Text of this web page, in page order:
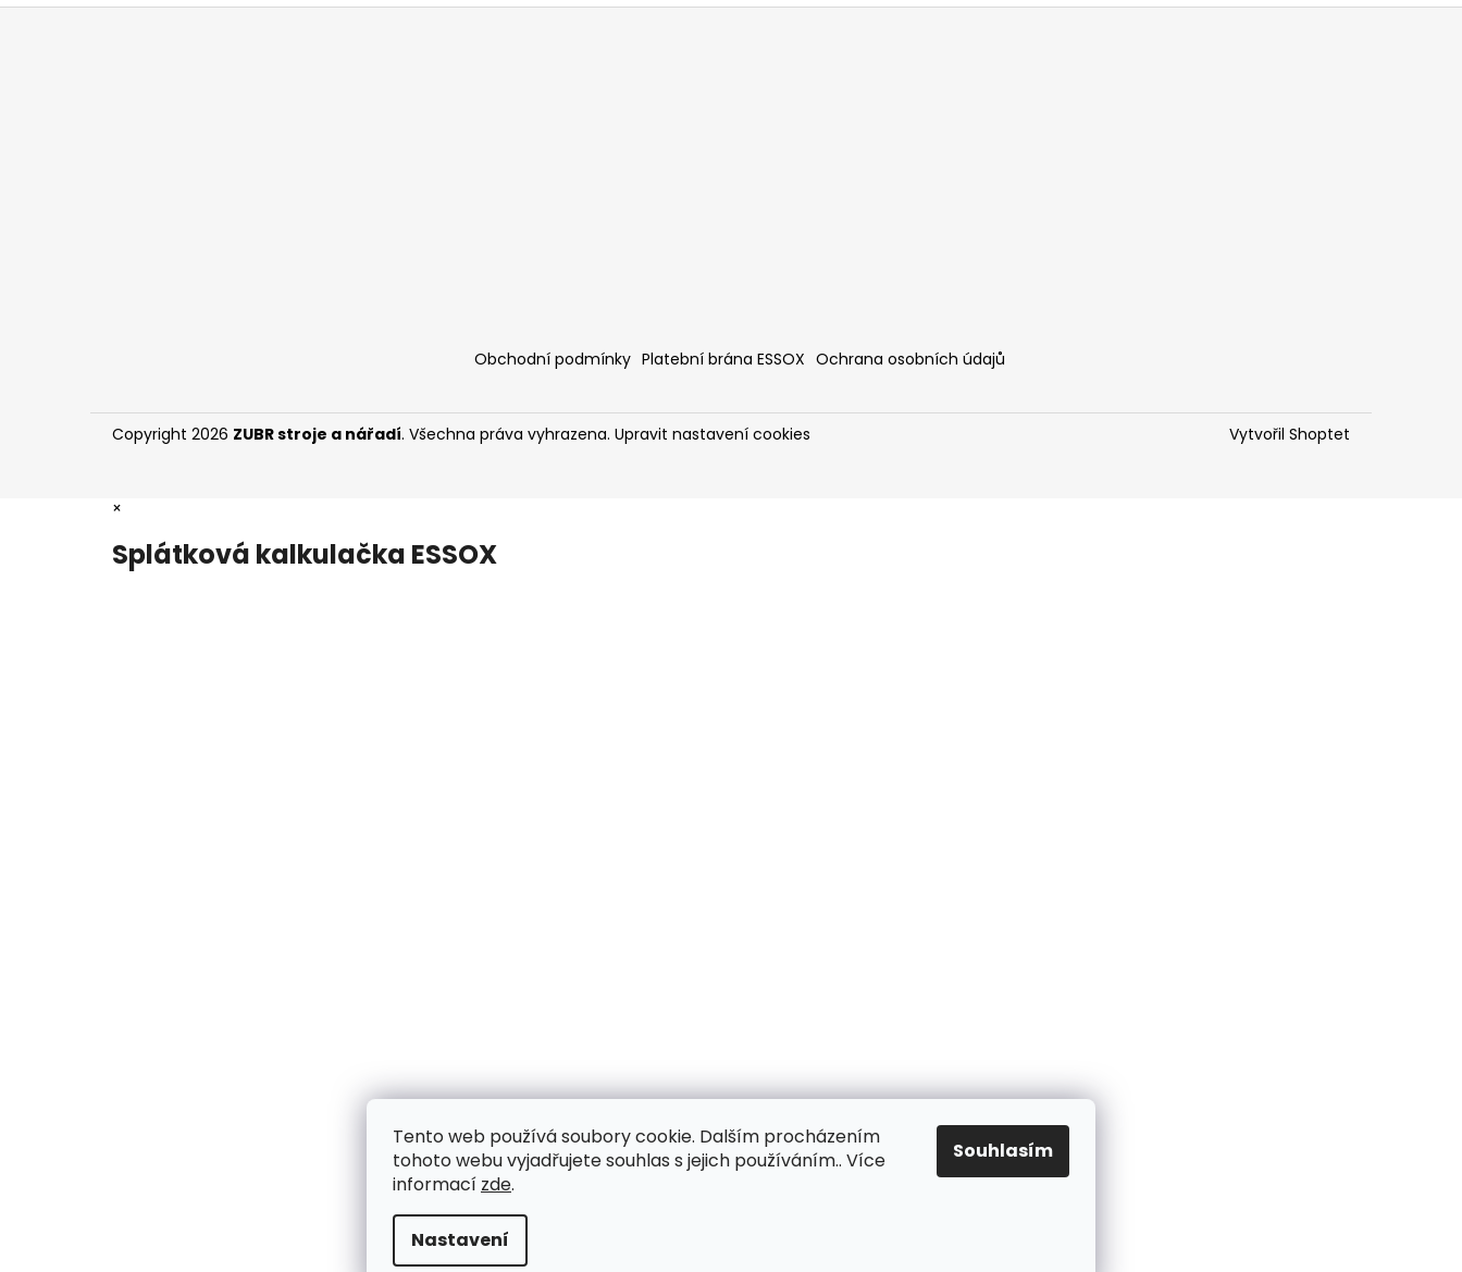
Tento web používá soubory cookie. Dalším procházením
tohoto webu vyjadřujete souhlas s jejich používáním.. Více
informací zde.
Nastavení
Souhlasím
Z
Obchodní podmínky Platební brána ESSOX Ochrana osobních údajů
Vytvořil Shoptet
Copyright 2026 ZUBR stroje a nářadí. Všechna práva vyhrazena. Upravit nastavení cookies
×
Splátková kalkulačka ESSOX